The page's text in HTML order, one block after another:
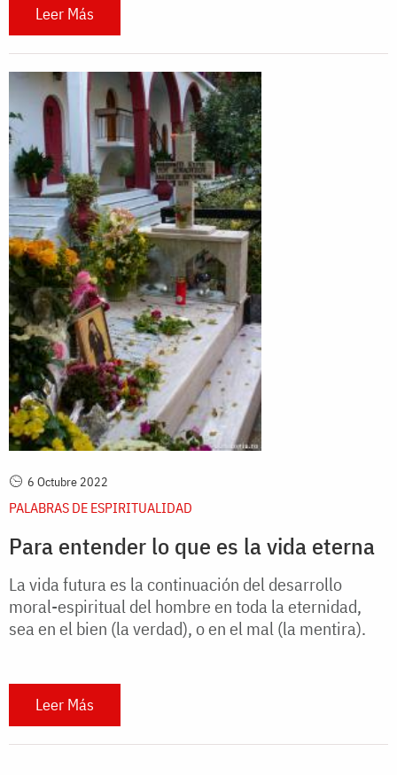
Leer Más
6 Octubre 2022
PALABRAS DE ESPIRITUALIDAD
Para entender lo que es la vida eterna
La vida futura es la continuación del desarrollo
moral-espiritual del hombre en toda la eternidad,
sea en el bien (la verdad), o en el mal (la mentira).
Leer Más